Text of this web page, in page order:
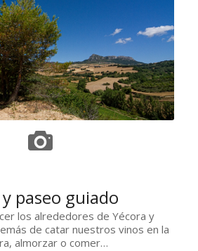
paseo guiado
los alrededores de Yécora y
de catar nuestros vinos en la
almorzar o comer…